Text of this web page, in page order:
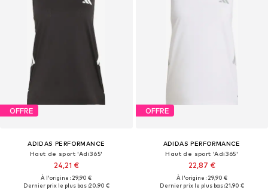
OFFRE
ADIDAS PERFORMANCE
Haut de sport 'Adi365'
24,21 €
À l'origine : 29,90 €
Dernier prix le plus bas :20,90 €
OFFRE
ADIDAS PERFORMANCE
Haut de sport 'Adi365'
22,87 €
À l'origine : 29,90 €
Dernier prix le plus bas :21,90 €